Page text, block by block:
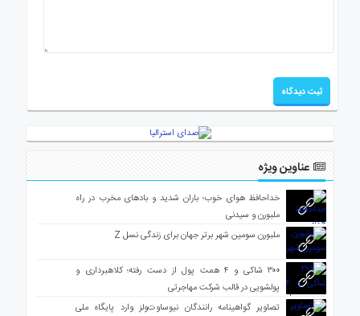
عناوین ویژه
خداحافظ هوای خوب؛ باران شدید و بادهای مخرب در راه
ملبورن و سیدنی
ملبورن سومین شهر برتر جهان برای زندگی نسل Z
۳۰۰ شاکی و ۴ همت پول از دست رفته؛ کلاهبرداری و
پولشویی در قالب شرکت مهاجرتی
تصاویر گواهینامه رانندگان نیوساوت‌ولز وارد پایگاه ملی